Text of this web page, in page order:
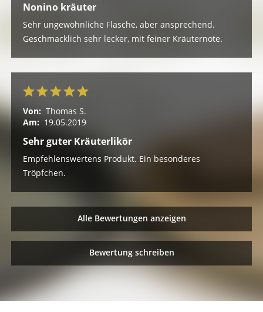
Nonino kräuter
Sehr ungewöhnliche Flasche, aber ansprechend.
Geschmacklich sehr lecker, mit feiner Kräuternote.
Von: Thomas S.
Am: 19.05.2019
Sehr guter Kräuterlikör
Empfehlenswertens Produkt. Ein besonderes
Tröpfchen.
Alle Bewertungen anzeigen
Bewertung schreiben